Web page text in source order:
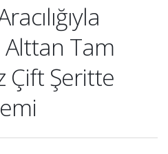
Alttan Tam
Çift Şeritte